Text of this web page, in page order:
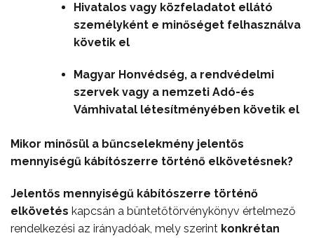
Hivatalos vagy közfeladatot ellátó
személyként e minőséget felhasználva
követik el
Magyar Honvédség, a rendvédelmi
szervek vagy a nemzeti Adó-és
Vámhivatal létesítményében követik el
Mikor minősül a bűncselekmény jelentős
mennyiségű kábítószerre történő elkövetésnek?
Jelentős mennyiségű kábítószerre történő
elkövetés kapcsán a büntetőtörvénykönyv értelmező
rendelkezési az irányadóak, mely szerint konkrétan